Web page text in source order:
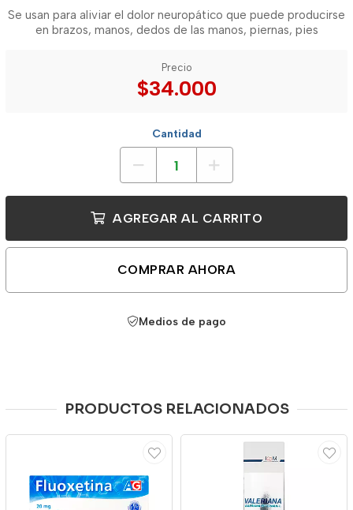
Se usan para aliviar el dolor neuropático que puede producirse
en brazos, manos, dedos de las manos, piernas, pies
Precio
$34.000
Cantidad
AGREGAR AL CARRITO
COMPRAR AHORA
Medios de pago
PRODUCTOS RELACIONADOS